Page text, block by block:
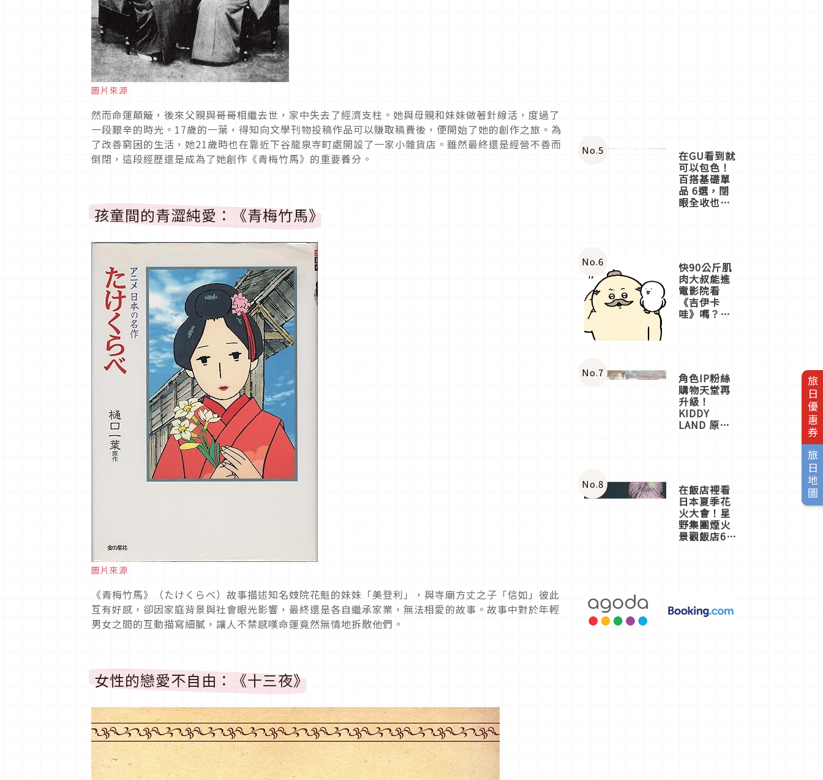
旅日優惠券
旅日地圖
圖片來源
然而命運顛簸，後來父親與哥哥相繼去世，家中失去了經濟支柱。她與母親和妹妹做著針線活，度過了
一段艱辛的時光。17歲的一葉，得知向文學刊物投稿作品可以賺取稿費後，便開始了她的創作之旅。為
了改善窮困的生活，她21歲時也在靠近下谷龍泉寺町處開設了一家小雜貨店。雖然最終還是經營不善而
倒閉，這段經歷還是成為了她創作《青梅竹馬》的重要養分。
孩童間的青澀純愛：《青梅竹馬》
圖片來源
《青梅竹馬》（たけくらべ）故事描述知名妓院花魁的妹妹「美登利」，與寺廟方丈之子「信如」彼此
互有好感，卻因家庭背景與社會眼光影響，最終還是各自繼承家業，無法相愛的故事。故事中對於年輕
男女之間的互動描寫細膩，讓人不禁感嘆命運竟然無情地拆散他們。
女性的戀愛不自由：《十三夜》
No.5 在GU看到就
可以包色！
百搭基礎單
品 6選，閉
眼全收也不
No.6 快90公斤肌
肉大叔能進
電影院看
《吉伊卡
哇》嗎？日
一同給出了
答案
No.7 角色IP粉絲
購物天堂再
升級！
KIDDY
LAND 原宿
店3分即達
No.8 在飯店裡看
日本夏季花
火大會！星
野集團煙火
景觀飯店6